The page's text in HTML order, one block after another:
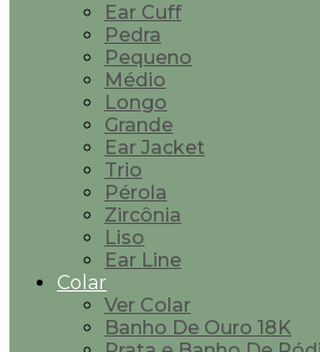
Ear Cuff
Pedra
Pequeno
Médio
Longo
Grande
Ear Jacket
Trio
Pérola
Zircônia
Liso
Ear Line
Colar
Ver Colar
Banho De Ouro 18K